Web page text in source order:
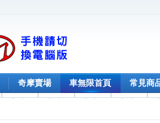
奇摩賣場 車無限首頁 常見商